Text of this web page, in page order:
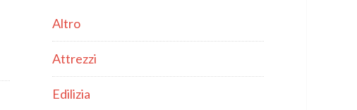
Altro
Attrezzi
Edilizia